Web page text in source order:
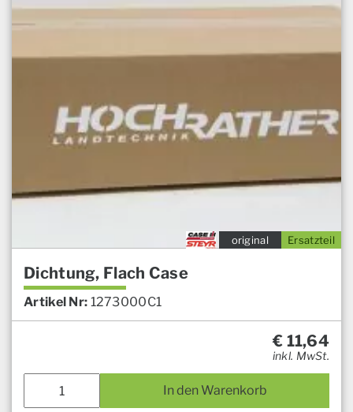
Ersatzteil
original
Dichtung, Flach Case
Artikel Nr: 1273000C1
€ 11,64
inkl. MwSt.
In den Warenkorb